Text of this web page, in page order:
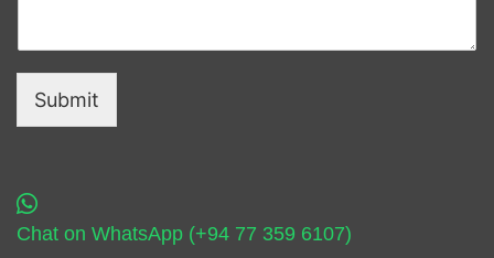
Submit
Chat on WhatsApp (+94 77 359 6107)